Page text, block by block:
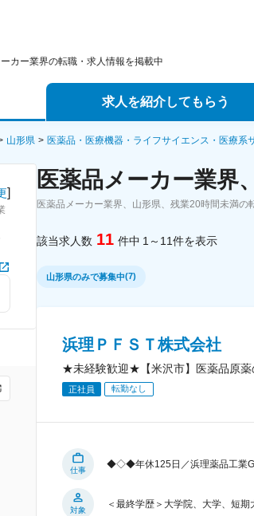
カー業界の転職・求人情報を掲載中
求人を紹介してもらう
エージェントサービス
スカウトサービス
山形県 医薬品・医療機器・ライフサイエンス・医療系
] 医薬品メーカー業界
医薬品メーカー業界、山形県、残業20時間未満の
該当求人数 11 件中 1～11件を表示
山形県のみで募集中(7)
浜理ＰＦＳＴ株式会社
★未経験歓迎★【米沢市】医薬品原
正社員 転勤なし
仕事
◆◇◆年休125日／浜理薬品工業G
対象
＜最終学歴＞大学院、大学、短